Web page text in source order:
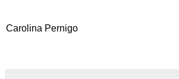
Carolina Pernigo